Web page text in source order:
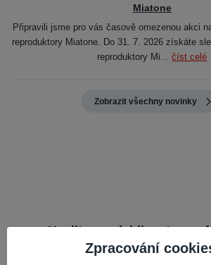
Miatone
Připravili jsme pro vás časově omezenou akci
reproduktory Miatone. Do 31. 7. 2026 získáte
reproduktory Mi...číst celé
Zobrazit všechny novinky
Kvalita, spolehlivost a
Nabízené servisní díly jsou pečlivě
spolehlivost, což zajišťuje optimální
Zpracování